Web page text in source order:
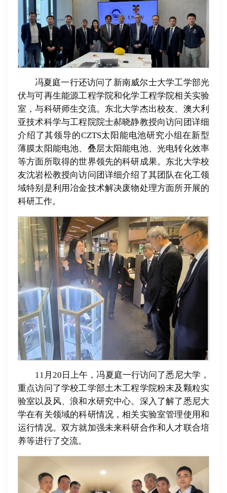
冯夏庭一行还访问了新南威尔士大学工学部光
伏与可再生能源工程学院和化学工程学院相关实验
室，与科研师生交流。东北大学杰出校友、澳大利
亚技术科学与工程院院士郝晓静教授向访问团详细
介绍了其领导的CZTS太阳能电池研究小组在新型
薄膜太阳能电池、叠层太阳能电池、光电转化效率
等方面所取得的世界领先的科研成果。东北大学校
友沈岩松教授向访问团详细介绍了其团队在化工领
域特别是利用冶金技术解决废物处理方面所开展的
科研工作。
11月20日上午，冯夏庭一行访问了悉尼大学，
重点访问了学校工学部土木工程学院粉末及颗粒实
验室以及风、浪和水研究中心。深入了解了悉尼大
学在有关领域的科研情况，相关实验室管理使用和
运行情况。双方就加强未来科研合作和人才联合培
养等进行了交流。